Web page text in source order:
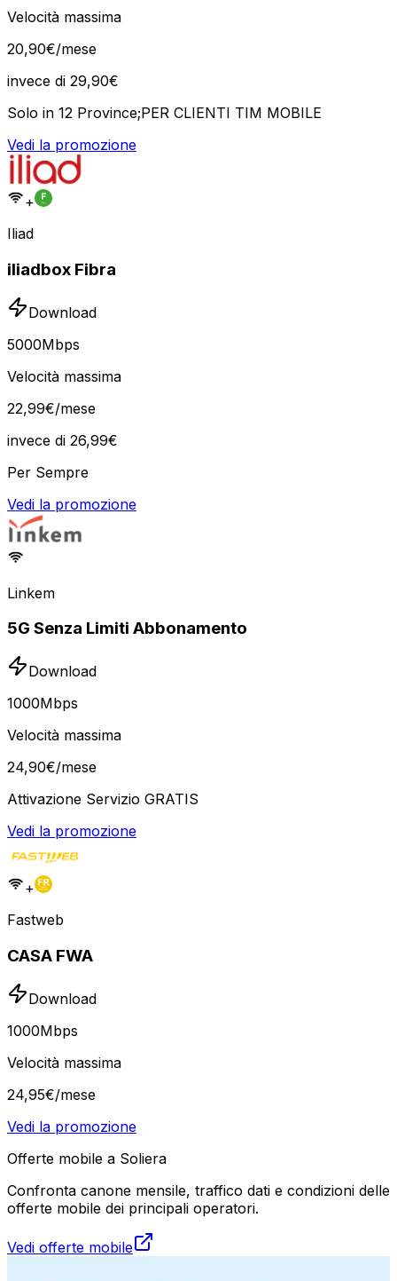
Velocità massima
20,90€/mese
invece di 29,90€
Solo in 12 Province;PER CLIENTI TIM MOBILE
Vedi la promozione
+
Iliad
iliadbox Fibra
Download
5000Mbps
Velocità massima
22,99€/mese
invece di 26,99€
Per Sempre
Vedi la promozione
Linkem
5G Senza Limiti Abbonamento
Download
1000Mbps
Velocità massima
24,90€/mese
Attivazione Servizio GRATIS
Vedi la promozione
+
Fastweb
CASA FWA
Download
1000Mbps
Velocità massima
24,95€/mese
Vedi la promozione
Offerte mobile a Soliera
Confronta canone mensile, traffico dati e condizioni delle
offerte mobile dei principali operatori.
Vedi offerte mobile